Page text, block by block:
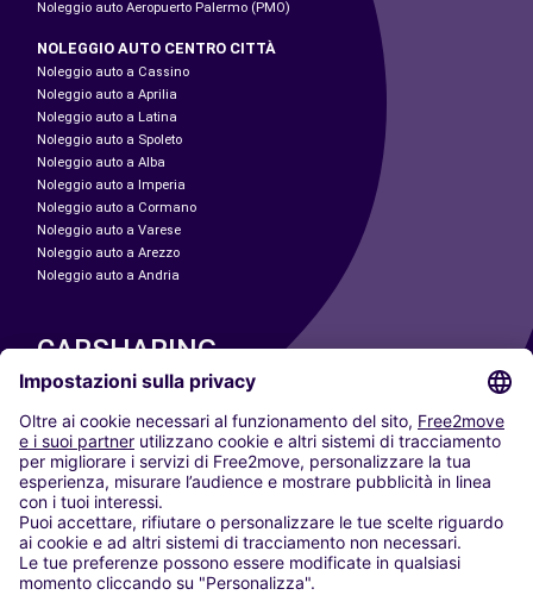
Noleggio auto Aeropuerto Palermo (PMO)
NOLEGGIO AUTO CENTRO CITTÀ
Noleggio auto a Cassino
Noleggio auto a Aprilia
Noleggio auto a Latina
Noleggio auto a Spoleto
Noleggio auto a Alba
Noleggio auto a Imperia
Noleggio auto a Cormano
Noleggio auto a Varese
Noleggio auto a Arezzo
Noleggio auto a Andria
CARSHARING
LE NOSTRE CITTÀ
Paris
Madrid
Washington DC
Milano
Roma
Torino
Vienna
Berlino